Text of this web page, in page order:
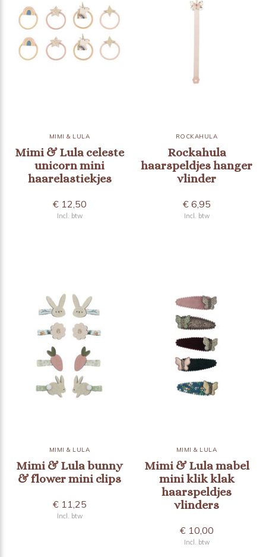
MIMI & LULA
Mimi & Lula celeste
unicorn mini
haarelastiekjes
€ 12,50
Incl. btw
ROCKAHULA
Rockahula
haarspeldjes hanger
vlinder
€ 6,95
Incl. btw
MIMI & LULA
Mimi & Lula bunny
& flower mini clips
€ 11,25
Incl. btw
MIMI & LULA
Mimi & Lula mabel
mini klik klak
haarspeldjes
vlinders
€ 10,00
Incl. btw